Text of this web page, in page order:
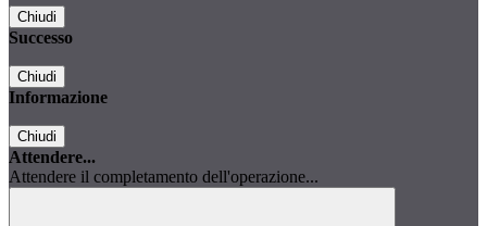
Chiudi
Successo
Chiudi
Informazione
Chiudi
Attendere...
Attendere il completamento dell'operazione...